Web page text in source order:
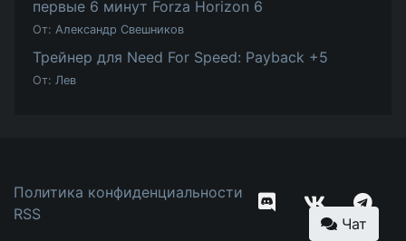
первые 6 минут Forza Horizon 6
От: Александр Свешников
Трейнер для Need For Speed: Payback +5
От: Лев
Политика конфиденциальности
RSS
Чат